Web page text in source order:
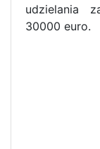
udzielania
30000 euro.